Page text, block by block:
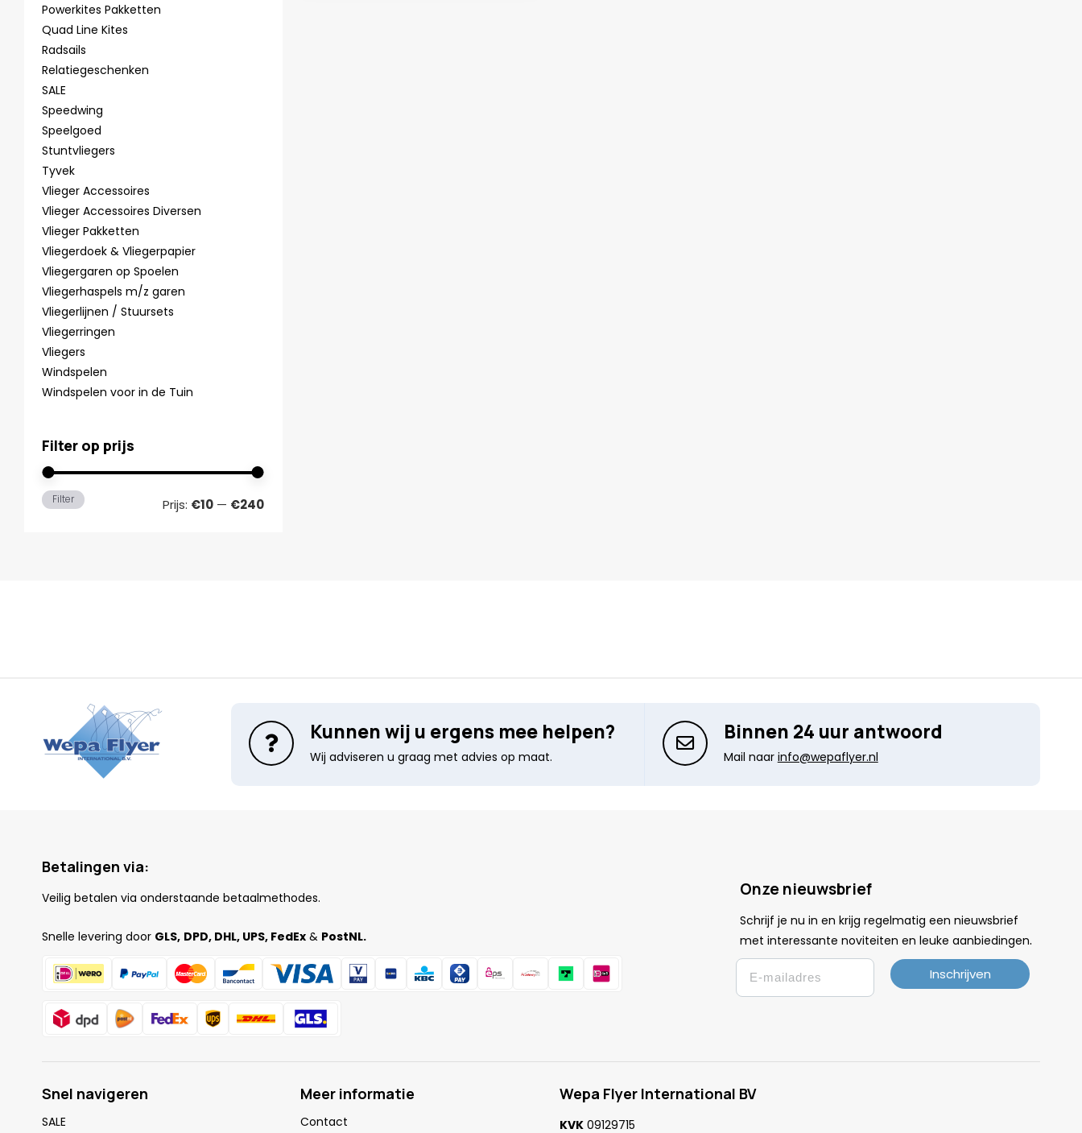
Powerkites Pakketten
Quad Line Kites
Radsails
Relatiegeschenken
SALE
Speedwing
Speelgoed
Stuntvliegers
Tyvek
Vlieger Accessoires
Vlieger Accessoires Diversen
Vlieger Pakketten
Vliegerdoek & Vliegerpapier
Vliegergaren op Spoelen
Vliegerhaspels m/z garen
Vliegerlijnen / Stuursets
Vliegerringen
Vliegers
Windspelen
Windspelen voor in de Tuin
Filter op prijs
Min.
Max.
Filter Prijs: €10 — €240
Kunnen wij u ergens mee helpen?
Wij adviseren u graag met advies op maat.
Binnen 24 uur antwoord
Mail naar info@wepaflyer.nl
Betalingen via:
Veilig betalen via onderstaande betaalmethodes.
Snelle levering door GLS, DPD, DHL, UPS, FedEx & PostNL.
Onze nieuwsbrief
Schrijf je nu in en krijg regelmatig een nieuwsbrief
met interessante noviteiten en leuke aanbiedingen.
Email
Inschrijven
Snel navigeren
SALE
Meer informatie
Contact
Wepa Flyer International BV
KVK09129715